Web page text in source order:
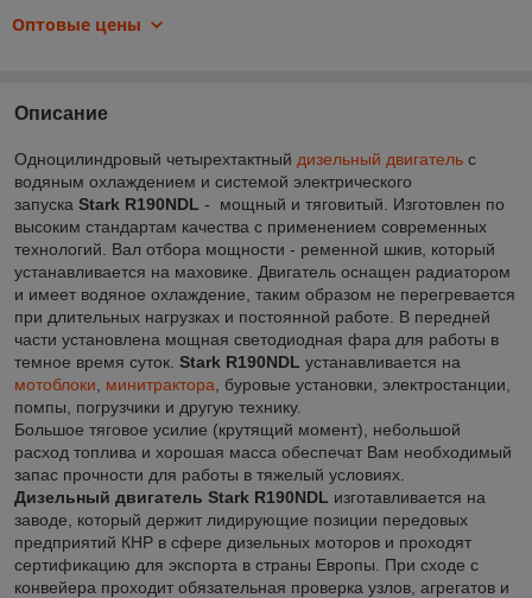
Оптовые цены
Описание
Одноцилиндровый четырехтактный дизельный двигатель с
водяным охлаждением и системой электрического
запуска Stark R190NDL - мощный и тяговитый. Изготовлен по
высоким стандартам качества с применением современных
технологий. Вал отбора мощности - ременной шкив, который
устанавливается на маховике. Двигатель оснащен радиатором
и имеет водяное охлаждение, таким образом не перегревается
при длительных нагрузках и постоянной работе. В передней
части установлена мощная светодиодная фара для работы в
темное время суток. Stark R190NDL устанавливается на
мотоблоки
минитрактора , буровые установки, электростанции,
помпы, погрузчики и другую технику.
Большое тяговое усилие (крутящий момент), небольшой
расход топлива и хорошая масса обеспечат Вам необходимый
запас прочности для работы в тяжелый условиях.
Дизельный двигатель Stark R190NDL изготавливается на
заводе, который держит лидирующие позиции передовых
предприятий КНР в сфере дизельных моторов и проходят
сертификацию для экспорта в страны Европы. При сходе с
конвейера проходит обязательная проверка узлов, агрегатов и